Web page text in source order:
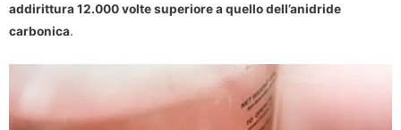
addirittura 12.000 volte superiore a quello dell’anidride
carbonica.